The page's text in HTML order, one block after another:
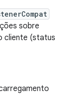
sobre
cliente (status